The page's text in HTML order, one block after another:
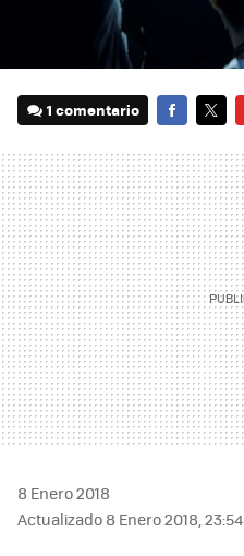
1 comentario
8 Enero 2018
Actualizado 8 Enero 2018, 23:54